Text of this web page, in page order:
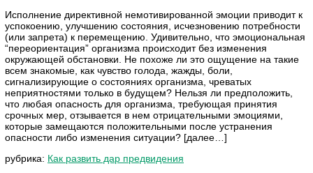
Исполнение директивной немотивированной эмоции приводит к
успокоению, улучшению состояния, исчезновению потребности
(или запрета) к перемещению. Удивительно, что эмоциональная
“переориентация” организма происходит без изменения
окружающей обстановки. Не похоже ли это ощущение на такие
всем знакомые, как чувство голода, жажды, боли,
сигнализирующие о состояниях организма, чреватых
неприятностями только в будущем? Нельзя ли предположить,
что любая опасность для организма, требующая принятия
срочных мер, отзывается в нем отрицательными эмоциями,
которые замещаются положительными после устранения
опасности либо изменения ситуации? [далее…]
рубрика: Как развить дар предвидения